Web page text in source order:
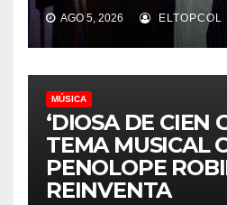
AGO 5, 2026 ELTOPCOL
MÚSICA
‘DIOSA DE CIEN
TEMA MUSICAL
PENOLOPE
REINVENTA